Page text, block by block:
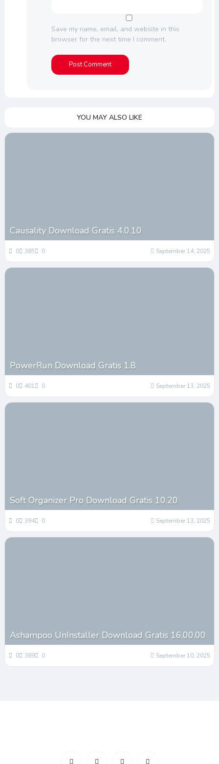
Save my name, email, and website in this
browser for the next time I comment.
YOU MAY ALSO LIKE
Causality Download Gratis 4.0.10
0 385 0 September 14, 2025
PowerRun Download Gratis 1.8
0 401 0 September 13, 2025
Soft Organizer Pro Download Gratis 10.20
0 394 0 September 13, 2025
Ashampoo UnInstaller Download Gratis 16.00.00
0 389 0 September 10, 2025